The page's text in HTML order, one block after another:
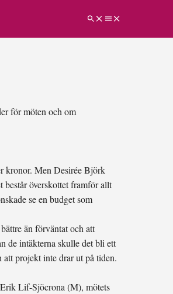
för möten och om
kronor. Men Desirée Björk
överskottet framför allt
se en budget som
än förväntat och att
de intäkterna skulle det bli ett
projekt inte drar ut på tiden.
Erik Lif-Sjöcrona (M), mötets